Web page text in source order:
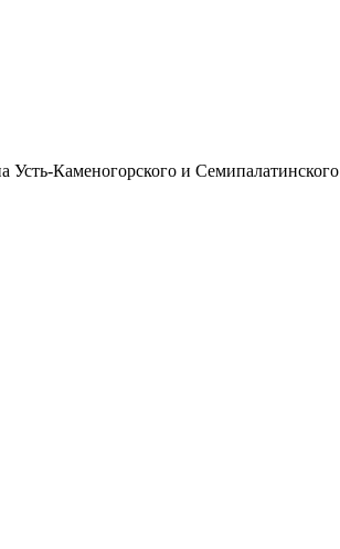
Каменогорского и Семипалатинского